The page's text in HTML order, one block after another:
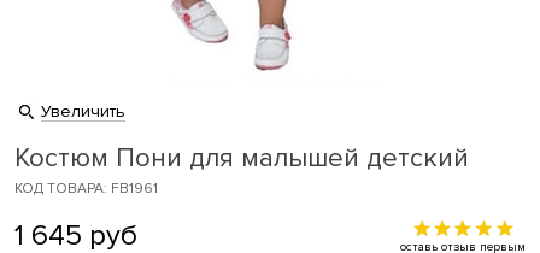
Увеличить
Костюм Пони для малышей детский
КОД ТОВАРА: FB1961
1 645 руб оставь отзыв первым